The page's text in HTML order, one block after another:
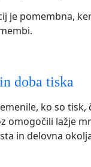
je pomembna,
doba tiska
ko so
omogočili lažje
in delovna